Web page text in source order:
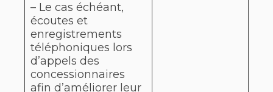
– Le cas échéant,
écoutes et
enregistrements
téléphoniques lors
d’appels des
concessionnaires
afin d’améliorer leur